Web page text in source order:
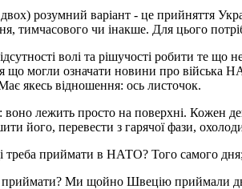
розумний варіант - це прийняття
тимчасового чи інакше. Для цього
волі тa рішучості робити те
що могли означати новини про війська
якесь відношення: ось листочок.
лежить просто на поверхні. Кожен
його, перевести з гарячої фази,
треба приймати в НАТО? Того самого
Ми щойно Швецію приймали